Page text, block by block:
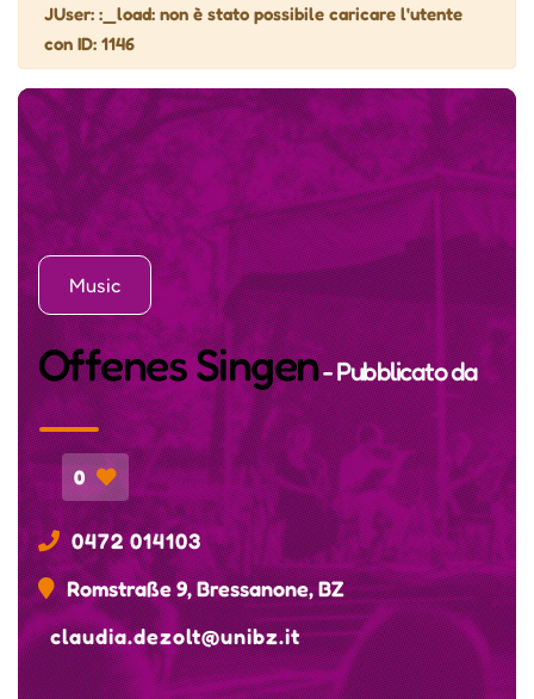
Attenzione
JUser: :_load: non è stato possibile caricare l'utente
con ID: 1146
Music
Offenes Singen- Pubblicato da
0
0472 014103
Romstraße 9, Bressanone, BZ
claudia.dezolt@unibz.it